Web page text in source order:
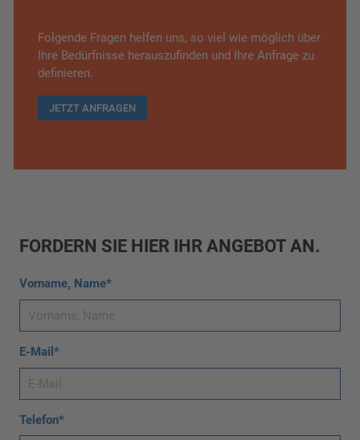
Folgende Fragen helfen uns, so viel wie möglich über
Ihre Bedürfnisse herauszufinden und Ihre Anfrage zu
definieren.
JETZT ANFRAGEN
FORDERN SIE HIER IHR ANGEBOT AN.
Vorname, Name*
E-Mail*
Telefon*